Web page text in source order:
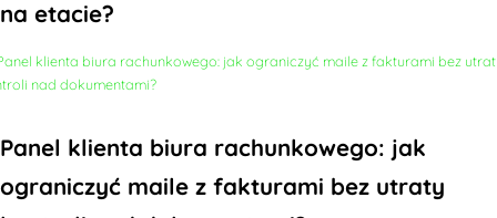
na etacie?
Panel klienta biura rachunkowego: jak
ograniczyć maile z fakturami bez utraty